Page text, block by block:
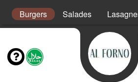
Burgers Salades